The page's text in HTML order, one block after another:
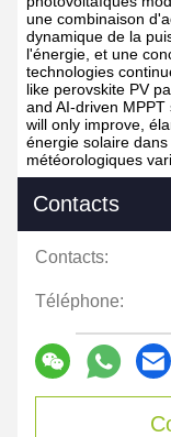
une combinaison
dynamique de la
l'énergie, et une
technologies
like perovskite PV
and AI-driven
will only improve,
énergie solaire
météorologiques
Contacts
Contacts:
Téléphone: